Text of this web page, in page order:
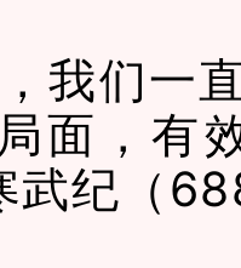
我们一
面，有
武纪（